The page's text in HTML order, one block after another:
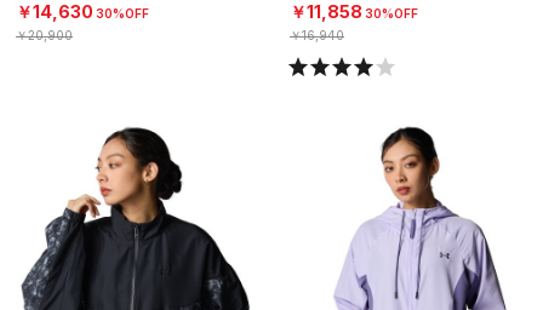
N）
￥14,630 30%OFF
￥20,900
（ライフスタイル/WOMEN）
￥11,858 30%OFF
￥16,940